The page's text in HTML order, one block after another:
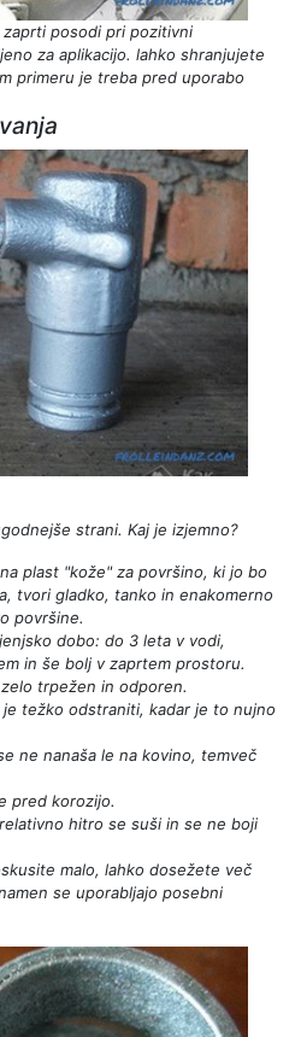
posodi pri pozitivni
za aplikacijo. lahko shranjujete
primeru je treba pred uporabo
strani. Kaj je izjemno?
plast "kože" za površino, ki jo bo
tvori gladko, tanko in enakomerno
površine.
dobo: do 3 leta v vodi,
in še bolj v zaprtem prostoru.
trpežen in odporen.
je težko odstraniti, kadar je to nujno
ne nanaša le na kovino, temveč
pred korozijo.
hitro se suši in se ne boji
malo, lahko dosežete več
se uporabljajo posebni